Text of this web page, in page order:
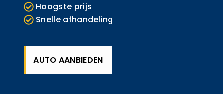
Hoogste prijs
Snelle afhandeling
AUTO AANBIEDEN